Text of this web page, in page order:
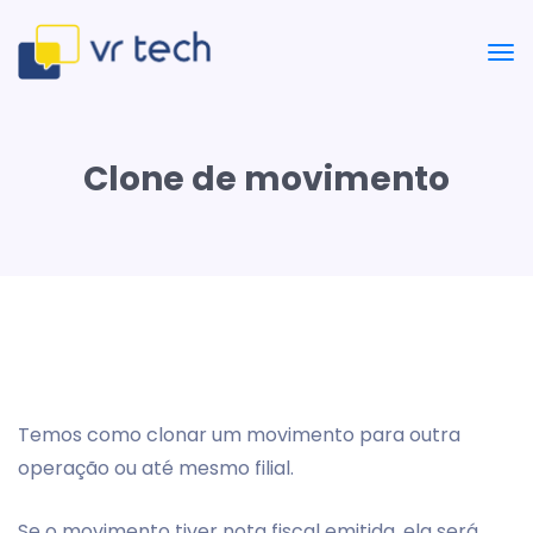
Clone de movimento
Temos como clonar um movimento para outra
operação ou até mesmo filial.